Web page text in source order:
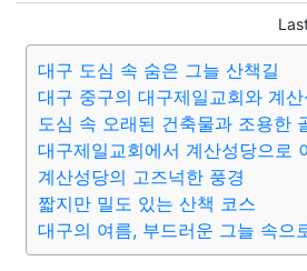
블록체인 결혼 육아 반려동물
증권 인테리어 요리 상품리뷰
게임 스포츠 사진 대출
맛집 IT 컴퓨터 기술 종교
대구 도심 속 숨은 그늘 산책길
대구 중구의 대구제일교회와 계
도심 속 오래된 건축물과 조용한
대구제일교회에서 계산성당으로
계산성당의 고즈넉한 풍경
짧지만 밀도 있는 산책 코스
대구의 여름, 부드러운 그늘 속으